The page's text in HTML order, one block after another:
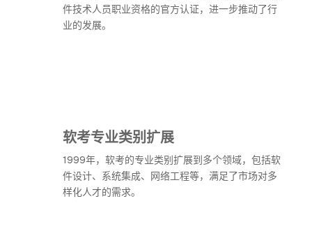
件技术人员职业资格的官方认证，进一步推动了行
业的发展。
软考专业类别扩展
1999年，软考的专业类别扩展到多个领域，包括软
件设计、系统集成、网络工程等，满足了市场对多
样化人才的需求。